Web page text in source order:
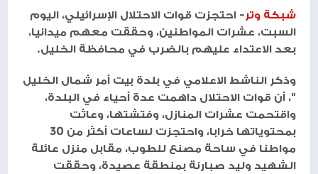
شبكة وتر - احتجزت قوات الاحتلال الإسرائيلي، اليوم
السبت، عشرات المواطنين، وحققت معهم ميدانيا،
بعد الاعتداء عليهم بالضرب في محافظة الخليل.
وذكر الناشط الاعلامي في بلدة بيت أمر شمال الخليل
"، أن قوات الاحتلال داهمت عدة أحياء في البلدة،
واقتحمت عشرات المنازل، وفتشتها، وعاثت
بمحتوياتها خرابا، واحتجزت لساعات أكثر من 30
مواطنا في ساحة مصنع للطوب، مقابل منزل عائلة
الشهيد وليد صبارنة بمنطقة عصيدة، وحققت